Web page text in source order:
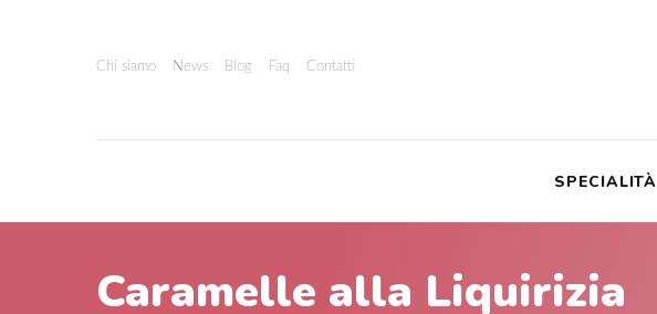
Chi siamo News Blog Faq Contatti
SPECIALITÀ
Caramelle alla Liquirizia